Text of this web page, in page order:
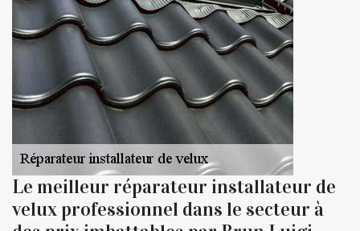
Le meilleur réparateur installateur de
velux professionnel dans le secteur à